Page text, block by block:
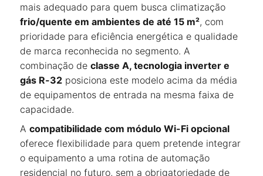
mais adequado para quem busca climatização
frio/quente em ambientes de até 15 m², com
prioridade para eficiência energética e qualidade
de marca reconhecida no segmento. A
combinação de classe A, tecnologia inverter e
gás R-32 posiciona este modelo acima da média
de equipamentos de entrada na mesma faixa de
capacidade.
A compatibilidade com módulo Wi-Fi opcional
oferece flexibilidade para quem pretende integrar
o equipamento a uma rotina de automação
residencial no futuro, sem a obrigatoriedade de